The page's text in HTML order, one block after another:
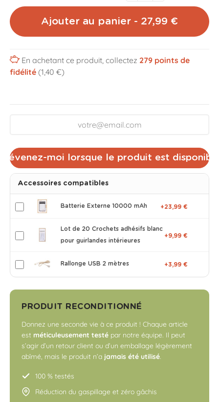
Ajouter au panier - 27,99 €
En achetant ce produit, collectez 279points de
fidélité (1,40 €)
moi lorsque le produit est
Accessoires compatibles
Batterie Externe 10000 mAh +23,99 €
Lot de 20 Crochets adhésifs blanc
pour guirlandes intérieures
+9,99 €
Rallonge USB 2 mètres +3,99 €
PRODUIT RECONDITIONNÉ
Donnez une seconde vie à ce produit ! Chaque article
est méticuleusement testé par notre équipe. Il peut
s’agir d’un retour client ou d’un emballage légèrement
abîmé, mais le produit n’a jamais été utilisé.
100 % testés
Réduction du gaspillage et zéro gâchis